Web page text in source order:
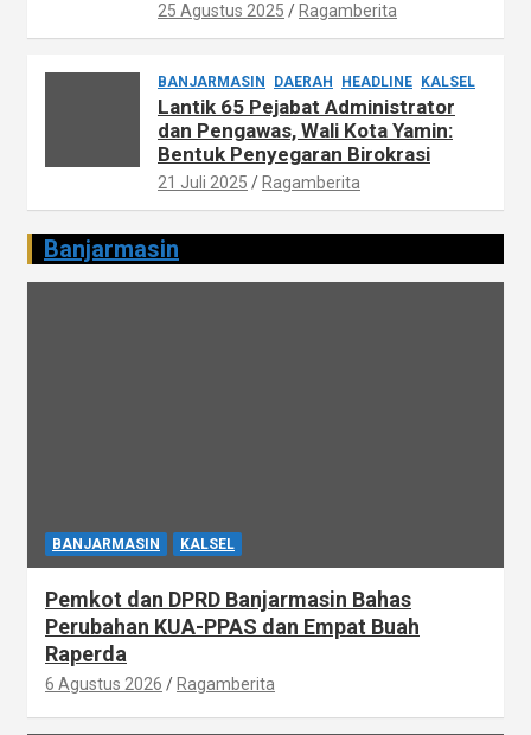
25 Agustus 2025 Ragamberita
BANJARMASIN DAERAH HEADLINE KALSEL
Lantik 65 Pejabat Administrator
dan Pengawas, Wali Kota Yamin:
Bentuk Penyegaran Birokrasi
21 Juli 2025 Ragamberita
Banjarmasin
BANJARMASIN KALSEL
Pemkot dan DPRD Banjarmasin Bahas
Perubahan KUA-PPAS dan Empat Buah
Raperda
6 Agustus 2026 Ragamberita